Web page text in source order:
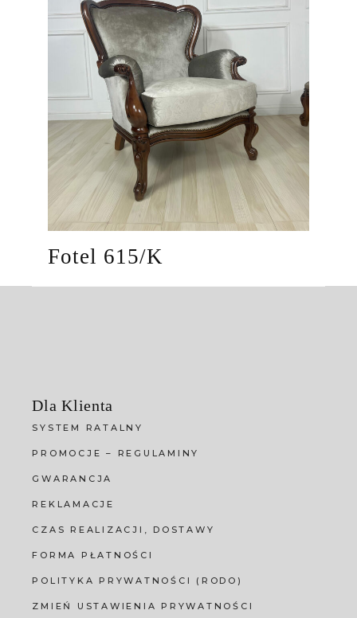
Fotel 615/K
Dla Klienta
SYSTEM RATALNY
PROMOCJE – REGULAMINY
GWARANCJA
REKLAMACJE
CZAS REALIZACJI, DOSTAWY
FORMA PŁATNOŚCI
POLITYKA PRYWATNOŚCI (RODO)
ZMIEŃ USTAWIENIA PRYWATNOŚCI